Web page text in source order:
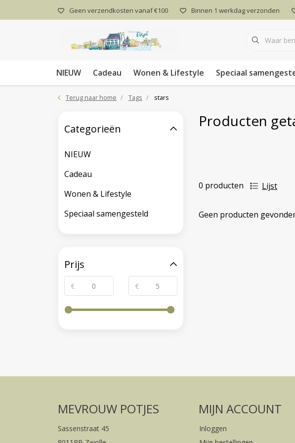
Geen verzendkosten vanaf €100 Binnen 1 werkdag verzonden
NIEUW Cadeau Wonen & Lifestyle Speciaal
Terug naar home Tags stars
Producten
0 producten Lijst
Geen producten
Categorieën
NIEUW
Cadeau
Wonen & Lifestyle
Speciaal samengesteld
Prijs
€ €
MEVROUW POTJES
Sassenstraat 45
MIJN ACCOUNT
Inloggen